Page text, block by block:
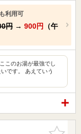
利用可
円 → 900円
（午
このお湯が最強でし
です。 あえていう
お気に入